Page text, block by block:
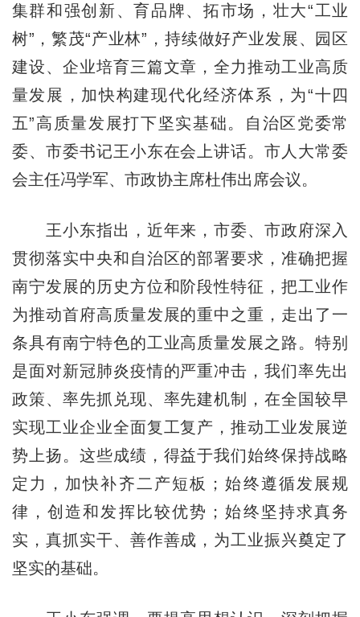
集群和强创新、育品牌、拓市场，壮大“工业
树”，繁茂“产业林”，持续做好产业发展、园区
建设、企业培育三篇文章，全力推动工业高质
量发展，加快构建现代化经济体系，为“十四
五”高质量发展打下坚实基础。自治区党委常
委、市委书记王小东在会上讲话。市人大常委
会主任冯学军、市政协主席杜伟出席会议。
王小东指出，近年来，市委、市政府深入
贯彻落实中央和自治区的部署要求，准确把握
南宁发展的历史方位和阶段性特征，把工业作
为推动首府高质量发展的重中之重，走出了一
条具有南宁特色的工业高质量发展之路。特别
是面对新冠肺炎疫情的严重冲击，我们率先出
政策、率先抓兑现、率先建机制，在全国较早
实现工业企业全面复工复产，推动工业发展逆
势上扬。这些成绩，得益于我们始终保持战略
定力，加快补齐二产短板；始终遵循发展规
律，创造和发挥比较优势；始终坚持求真务
实，真抓实干、善作善成，为工业振兴奠定了
坚实的基础。